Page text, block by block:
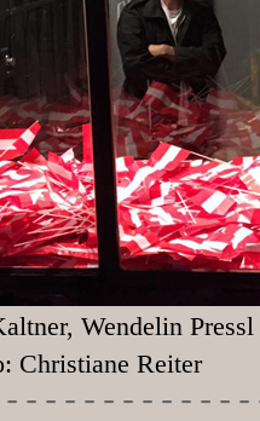
Wendelin Pressl
Reiter